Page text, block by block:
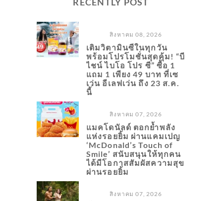
สิงหาคม 08, 2026
เติมวิตามินซีในทุกวัน
พร้อมโปรโมชั่นสุดคุ้ม! “บี
ไชน์ ไบโอ โปร ซี” ซื้อ 1
แถม 1 เพียง 49 บาท ที่เซ
เว่น อีเลฟเว่น ถึง 23 ส.ค.
นี้
สิงหาคม 07, 2026
แมคโดนัลด์ ตอกย้ำพลัง
แห่งรอยยิ้ม ผ่านแคมเปญ
‘McDonald’s Touch of
Smile’ สนับสนุนให้ทุกคน
ได้มีโอกาสสัมผัสความสุข
ผ่านรอยยิ้ม
สิงหาคม 07, 2026